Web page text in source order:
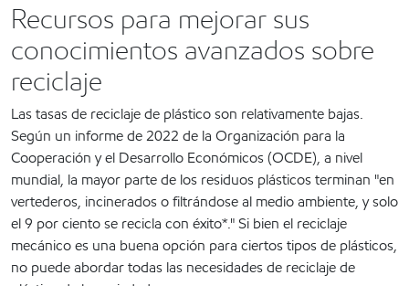
Recursos para mejorar sus
conocimientos avanzados sobre
reciclaje
Las tasas de reciclaje de plástico son relativamente bajas.
Según un informe de 2022 de la Organización para la
Cooperación y el Desarrollo Económicos (OCDE), a nivel
mundial, la mayor parte de los residuos plásticos terminan "en
vertederos, incinerados o filtrándose al medio ambiente, y solo
el 9 por ciento se recicla con éxito*." Si bien el reciclaje
mecánico es una buena opción para ciertos tipos de plásticos,
no puede abordar todas las necesidades de reciclaje de